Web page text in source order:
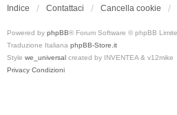
Indice Contattaci Cancella cookie
Powered by phpBB® Forum Software © phpBB
Traduzione Italiana phpBB-Store.it
Style we_universal created by INVENTEA & v12mike
Privacy Condizioni